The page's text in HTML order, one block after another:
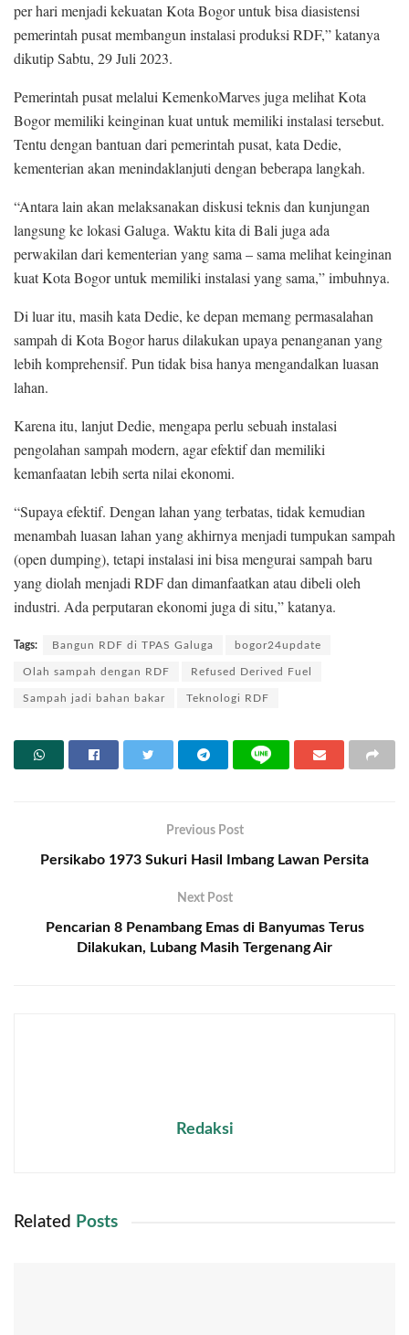
per hari menjadi kekuatan Kota Bogor untuk bisa diasistensi
pemerintah pusat membangun instalasi produksi RDF,” katanya
dikutip Sabtu, 29 Juli 2023.
Pemerintah pusat melalui KemenkoMarves juga melihat Kota
Bogor memiliki keinginan kuat untuk memiliki instalasi tersebut.
Tentu dengan bantuan dari pemerintah pusat, kata Dedie,
kementerian akan menindaklanjuti dengan beberapa langkah.
“Antara lain akan melaksanakan diskusi teknis dan kunjungan
langsung ke lokasi Galuga. Waktu kita di Bali juga ada
perwakilan dari kementerian yang sama – sama melihat keinginan
kuat Kota Bogor untuk memiliki instalasi yang sama,” imbuhnya.
Di luar itu, masih kata Dedie, ke depan memang permasalahan
sampah di Kota Bogor harus dilakukan upaya penanganan yang
lebih komprehensif. Pun tidak bisa hanya mengandalkan luasan
lahan.
Karena itu, lanjut Dedie, mengapa perlu sebuah instalasi
pengolahan sampah modern, agar efektif dan memiliki
kemanfaatan lebih serta nilai ekonomi.
“Supaya efektif. Dengan lahan yang terbatas, tidak kemudian
menambah luasan lahan yang akhirnya menjadi tumpukan sampah
(open dumping), tetapi instalasi ini bisa mengurai sampah baru
yang diolah menjadi RDF dan dimanfaatkan atau dibeli oleh
industri. Ada perputaran ekonomi juga di situ,” katanya.
Tags: Bangun RDF di TPAS Galuga bogor24update
Olah sampah dengan RDF Refused Derived Fuel
Sampah jadi bahan bakar Teknologi RDF
Previous Post
Persikabo 1973 Sukuri Hasil Imbang Lawan Persita
Next Post
Pencarian 8 Penambang Emas di Banyumas Terus
Dilakukan, Lubang Masih Tergenang Air
Redaksi
Related Posts